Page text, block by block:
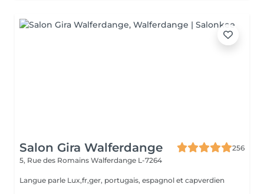
Salon Gira Walferdange
256
5, Rue des Romains Walferdange L-7264
Langue parle Lux,fr,ger, portugais, espagnol et capverdien